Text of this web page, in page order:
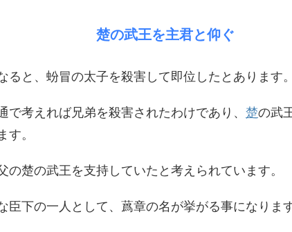
楚の武王を主君と仰ぐ
ると、蚡冒の太子を殺害して即位したとあります。
考えれば兄弟を殺害されたわけであり、 楚の武
。
の楚の武王を支持していたと考えられています。
臣下の一人として、蔿章の名が挙がる事になります